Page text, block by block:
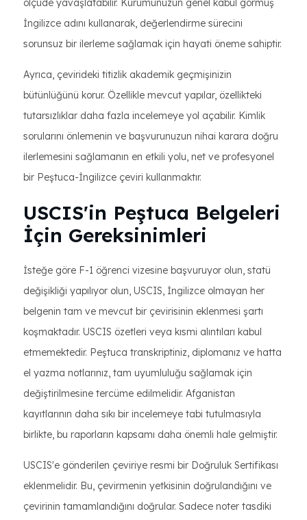
ölçüde yavaşlatabilir. Kurumunuzun genel kabul görmüş
İngilizce adını kullanarak, değerlendirme sürecini
sorunsuz bir ilerleme sağlamak için hayati öneme sahiptir.
Ayrıca, çevirideki titizlik akademik geçmişinizin
bütünlüğünü korur. Özellikle mevcut yapılar, özellikteki
tutarsızlıklar daha fazla incelemeye yol açabilir. Kimlik
sorularını önlemenin ve başvurunuzun nihai karara doğru
ilerlemesini sağlamanın en etkili yolu, net ve profesyonel
bir Peştuca-İngilizce çeviri kullanmaktır.
USCIS'in Peştuca Belgeleri
İçin Gereksinimleri
İsteğe göre F-1 öğrenci vizesine başvuruyor olun, statü
değişikliği yapılıyor olun, USCIS, İngilizce olmayan her
belgenin tam ve mevcut bir çevirisinin eklenmesi şartı
koşmaktadır. USCIS özetleri veya kısmi alıntıları kabul
etmemektedir. Peştuca transkriptiniz, diplomanız ve hatta
el yazma notlarınız, tam uyumluluğu sağlamak için
değiştirilmesine tercüme edilmelidir. Afganistan
kayıtlarının daha sıkı bir incelemeye tabi tutulmasıyla
birlikte, bu raporların kapsamı daha önemli hale gelmiştir.
USCIS'e gönderilen çeviriye resmi bir Doğruluk Sertifikası
eklenmelidir. Bu, çevirmenin yetkisinin doğrulandığını ve
çevirinin tamamlandığını doğrular. Sadece noter tasdiki